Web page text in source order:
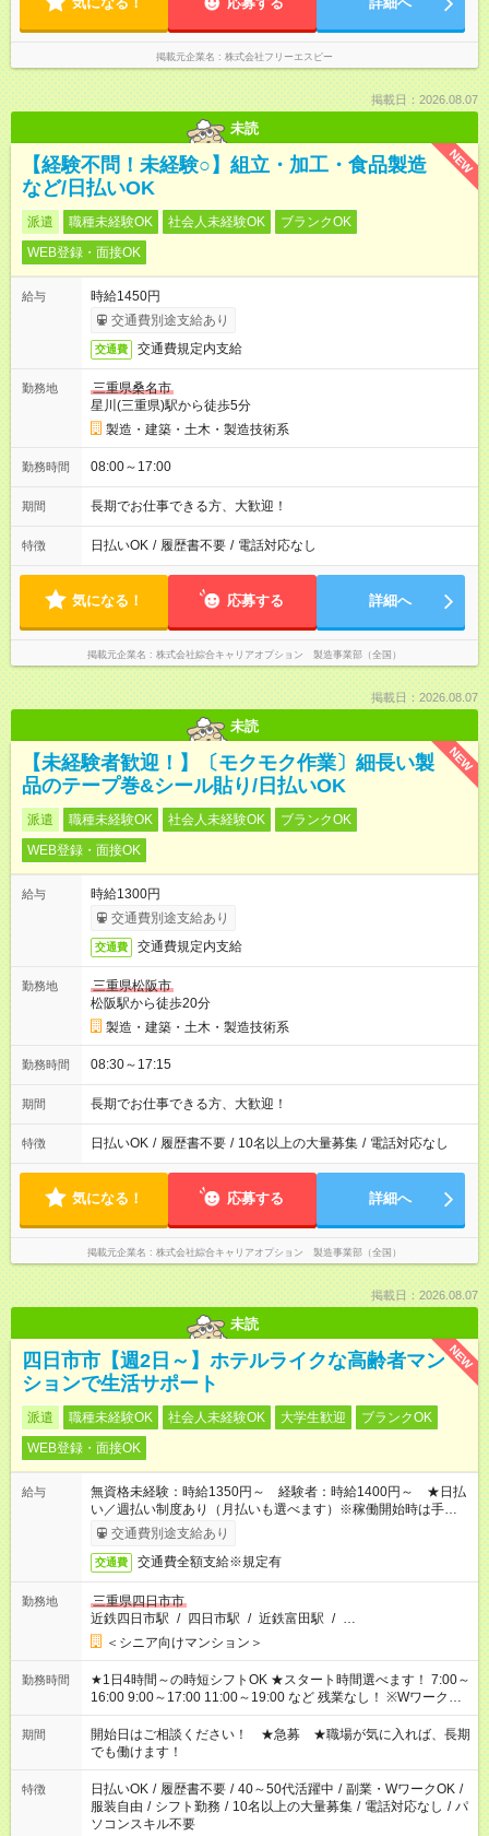
掲載元企業名 株式会社フリーエスピー
掲載日：2026.08.07
未読
NEW
【経験不問！未経験○】組立・加工・食品製造
など/日払いOK
派遣 職種未経験OK 社会人未経験OK
ブランクOK
WEB登録・面接OK
給与
時給1450円
交通費別途支給あり
交通費 交通費規定内支給
勤務地
三重県桑名市
星川(三重県)駅から徒歩5分
製造・建築・土木・製造技術系
勤務時間 08:00～17:00
期間 長期でお仕事できる方、大歓迎！
特徴 日払いOK / 履歴書不要 / 電話対応なし
気になる！ 応募する 詳細へ
掲載元企業名 株式会社綜合キャリアオプション 製造事業部（全国）
掲載日：2026.08.07
未読
NEW
【未経験者歓迎！】〔モクモク作業〕細長い製
品のテープ巻&シール貼り/日払いOK
派遣 職種未経験OK 社会人未経験OK
ブランクOK
WEB登録・面接OK
給与
時給1300円
交通費別途支給あり
交通費 交通費規定内支給
勤務地
三重県松阪市
松阪駅から徒歩20分
製造・建築・土木・製造技術系
勤務時間 08:30～17:15
期間 長期でお仕事できる方、大歓迎！
特徴 日払いOK / 履歴書不要 / 10名以上の大量募集 / 電話対応なし
気になる！ 応募する 詳細へ
掲載元企業名 株式会社綜合キャリアオプション 製造事業部（全国）
掲載日：2026.08.07
未読
NEW
四日市市【週2日～】ホテルライクな高齢者マン
ションで生活サポート
派遣 職種未経験OK 社会人未経験OK 大学生歓迎
ブランクOK
WEB登録・面接OK
給与
無資格未経験：時給1350円～ 経験者：時給1400円～ ★日払
い／週払い制度あり（月払いも選べます）※稼働開始時は手続き
完了次第のお支払いとなります。
交通費別途支給あり
交通費 交通費全額支給※規定有
勤務地
三重県四日市市
近鉄四日市駅 / 四日市駅 / 近鉄富田駅 / …
＜シニア向けマンション＞
勤務時間
★1日4時間～の時短シフトOK ★スタート時間選べます！ 7:00～
16:00 9:00～17:00 11:00～19:00 など 残業なし！ ※Wワークの
場合、他のお仕事と合わせ週40時間超の就業はご案内できませ
ん ※法令に基づき、週20時間以上勤務は社会保険への加入対象
となります ※労働者派遣法（日雇い派遣の原則禁止）により、
短時間・短期間の就業はご案内が難しい場合があります
期間
開始日はご相談ください！ ★急募 ★職場が気に入れば、長期
でも働けます！
特徴 日払いOK / 履歴書不要 / 40～50代活躍中 / 副業・WワークOK /
服装自由 / シフト勤務 / 10名以上の大量募集 / 電話対応なし / パ
ソコンスキル不要